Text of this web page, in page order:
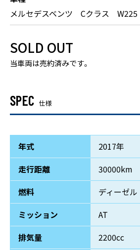
メルセデスベンツ Cクラス W225
SOLD OUT
当車両は売約済みです。
SPEC 仕様
年式
2017年
走行距離
30000km
燃料
ディーゼル
ミッション
AT
排気量
2200cc